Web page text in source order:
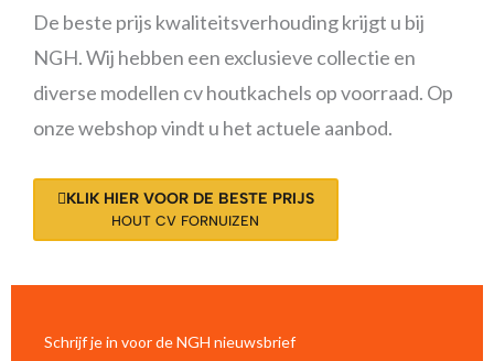
De beste prijs kwaliteitsverhouding krijgt u bij
NGH. Wij hebben een exclusieve collectie en
diverse modellen cv houtkachels op voorraad. Op
onze webshop vindt u het actuele aanbod.
KLIK HIER VOOR DE BESTE PRIJS
HOUT CV FORNUIZEN
Schrijf je in voor de NGH nieuwsbrief